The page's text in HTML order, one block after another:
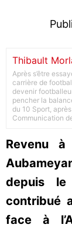
Thibault
Après s’être
carrière de
devenir
pencher la
du 10 Sport,
Communication
Revenu à
depuis
contribué
face à